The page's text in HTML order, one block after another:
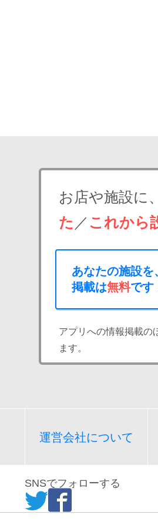
お店や施設に、
た ／ これから
あなたの施設
掲載は無料です
アプリへの情報掲載の
ます。
運営会社について
SNSでフォローする